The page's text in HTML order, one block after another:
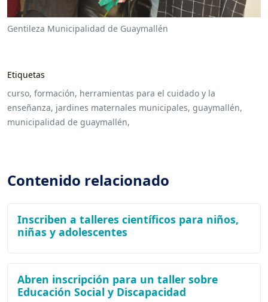
Gentileza Municipalidad de Guaymallén
Etiquetas
curso, formación, herramientas para el cuidado y la
enseñanza, jardines maternales municipales, guaymallén,
municipalidad de guaymallén,
Contenido relacionado
Inscriben a talleres científicos para niños,
niñas y adolescentes
Abren inscripción para un taller sobre
Educación Social y Discapacidad